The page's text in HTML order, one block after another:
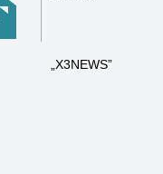
„X3NEWS”